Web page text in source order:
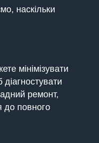
наскільки
мінімізувати
ремонт,
до повного